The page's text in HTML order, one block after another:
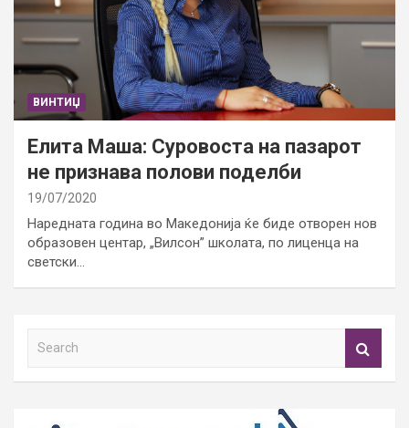
ВИНТИЏ
Елита Маша: Суровоста на пазарот
не признава полови поделби
19/07/2020
Наредната година во Македонија ќе биде отворен нов
образовен центар, „Вилсон” школата, по лиценца на
светски…